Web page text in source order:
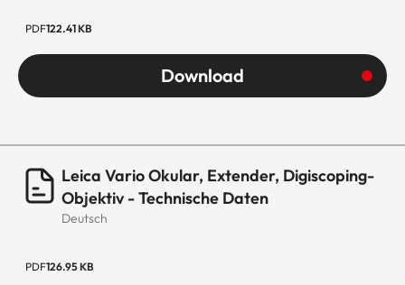
PDF122.41 KB
Download
Leica Vario Okular, Extender, Digiscoping-
Objektiv - Technische Daten
Deutsch
PDF126.95 KB